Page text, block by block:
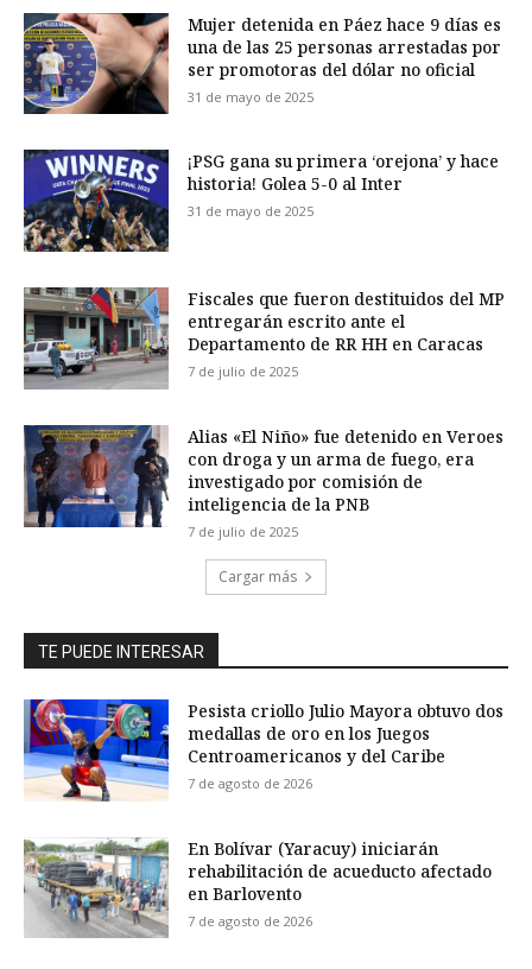
Mujer detenida en Páez hace 9 días es
una de las 25 personas arrestadas por
ser promotoras del dólar no oficial
31 de mayo de 2025
¡PSG gana su primera ‘orejona’ y hace
historia! Golea 5-0 al Inter
31 de mayo de 2025
Fiscales que fueron destituidos del MP
entregarán escrito ante el
Departamento de RR HH en Caracas
7 de julio de 2025
Alias «El Niño» fue detenido en Veroes
con droga y un arma de fuego, era
investigado por comisión de
inteligencia de la PNB
7 de julio de 2025
Cargar más
TE PUEDE INTERESAR
Pesista criollo Julio Mayora obtuvo dos
medallas de oro en los Juegos
Centroamericanos y del Caribe
7 de agosto de 2026
En Bolívar (Yaracuy) iniciarán
rehabilitación de acueducto afectado
en Barlovento
7 de agosto de 2026